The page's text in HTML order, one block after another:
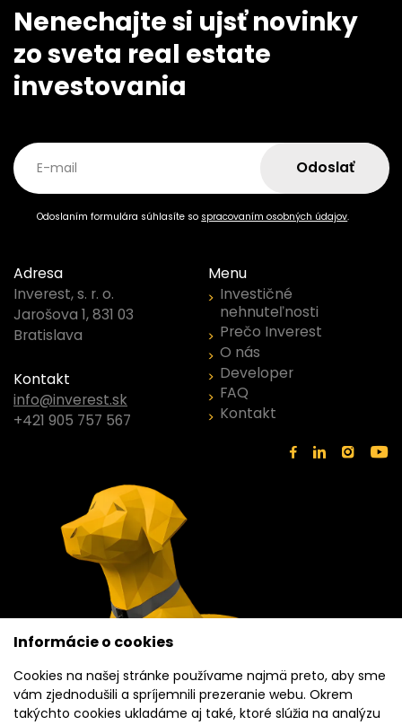
Nenechajte si ujsť novinky
zo sveta real estate
investovania
E-mail Odoslať
Odoslaním formulára súhlasíte so spracovaním osobných údajov.
Adresa
Inverest, s. r. o.
Jarošova 1, 831 03
Bratislava
Kontakt
info@inverest.sk
+421 905 757 567
Menu
Investičné
nehnuteľnosti
Prečo Inverest
O nás
Developer
FAQ
Kontakt
Informácie o cookies
Cookies na našej stránke používame najmä preto, aby sme
vám zjednodušili a spríjemnili prezeranie webu. Okrem
takýchto cookies ukladáme aj také, ktoré slúžia na analýzu